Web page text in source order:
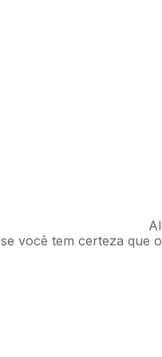
se você tem certeza que